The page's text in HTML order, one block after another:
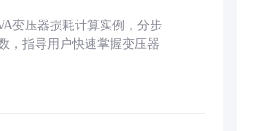
变压器损耗计算实例，分步
，指导用户快速掌握变压器